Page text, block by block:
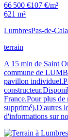
66 500 €107 €/m²
621 m²
LumbresPas-de-
terrain
A 15 min de Saint
commune de
pavillon
France.Pour plus
supprimé).D'autres
d'informations sur